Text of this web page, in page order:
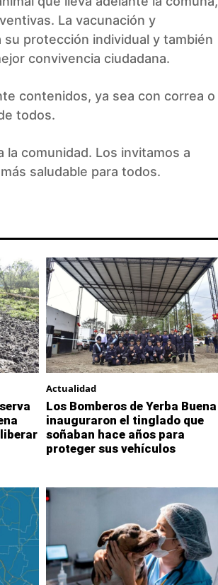
La vacunación y
protección individual y también
convivencia ciudadana.
contenidos, ya sea con correa o
todos.
comunidad. Los invitamos a
saludable para todos.
Actualidad
Los Bomberos de Yerba Buena
inauguraron el tinglado que
soñaban hace años para
proteger sus vehículos